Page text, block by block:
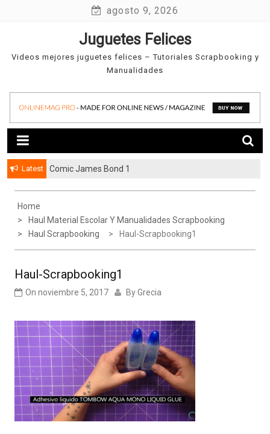
agosto 9, 2026
Juguetes Felices
Videos mejores juguetes felices – Tutoriales Scrapbooking y
Manualidades
Latest Comic James Bond 1
Home
Haul Material Escolar Y Manualidades Scrapbooking
Haul Scrapbooking
Haul-Scrapbooking1
Haul-Scrapbooking1
On noviembre 5, 2017 ByGrecia